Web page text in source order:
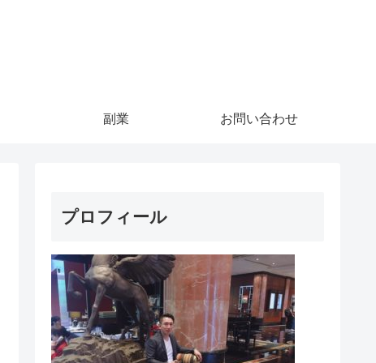
副業 お問い合わせ
プロフィール